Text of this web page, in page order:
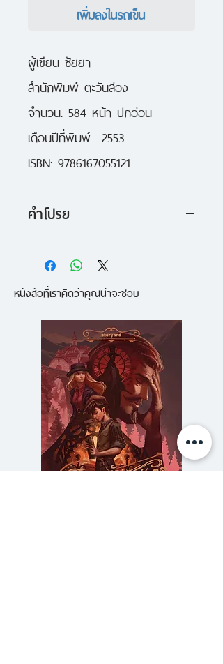
เพิ่มลงในรถเข็น
ผู้เขียน ชัยยา
สำนักพิมพ์ ตะวันส่อง
จำนวน: 584 หน้า ปกอ่อน
เดือนปีที่พิมพ์ 2553
ISBN: 9786167055121
คำโปรย
สูญสิ้น คงเหลือแต่เพียงเชื้อชาติไทย
ทว่าทุกคนกลับรู้สึกเหมือนอยู่ใน
กรงขัง ทุกคนเชื่อว่าความจริง
ทั้งหมดถูกเก็บเอาไว้ที่แก่นโลก การ
ค้นหาผู้แข็งแกร่งเพื่อเดินทางมุ่งสู่
กลางใจโลกจึงเริ่มขึ้น ชายหนุ่มต่าง
เข้าประลองการชิงตำแหน่ง " สมชาย"
เพื่อร่วมเป็นหนึ่งของกลุ่มคนที่จะได้
ร่วมค้นหาความจริงภายในแก่นโลก
หนังสือที่เราคิดว่าคุณน่าจะชอบ